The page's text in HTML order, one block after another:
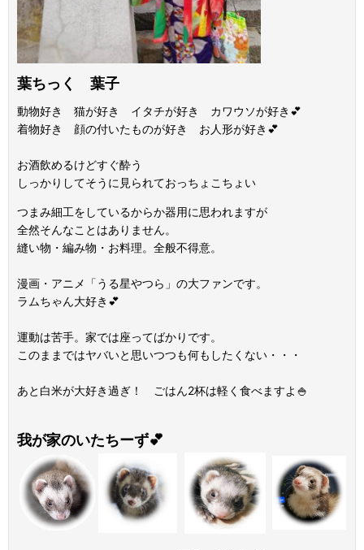
葉ちっく 葉子
動物好き 猫が好き イタチが好き カワウソが好き💕
着物好き 顔の付いたものが好き お人形が好き💕
お酒飲めるけどすぐ酔う
しっかりしてそうに見られておっちょこちょい
つまみ細工をしているからか器用に思われますが
全然そんなことはありません。
縫い物・編み物・お料理。全般不得意。
漫画・アニメ「うる星やつら」の大ファンです。
ラムちゃん大好き💕
運動は苦手。家では座ってばかりです。
このままではヤバいと思いつつも何もしたくない・・・
あと白米が大好き過ぎ！ ごはん2杯は軽く食べますよ🍚
我が家のいたちーず💕